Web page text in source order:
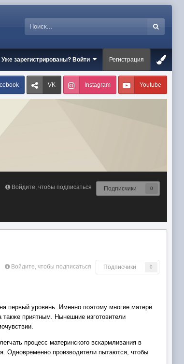
Уже зарегистрированы? Войти Регистрация
VK Instagram Youtube
Войдите, чтобы подписаться Подписчики 0
Войдите, чтобы подписаться Подписчики 0
первый уровень. Именно поэтому многие матери
приятным. Нынешние изготовители
процесс материнского вскармливания в
Одновременно производители пытаются, чтобы